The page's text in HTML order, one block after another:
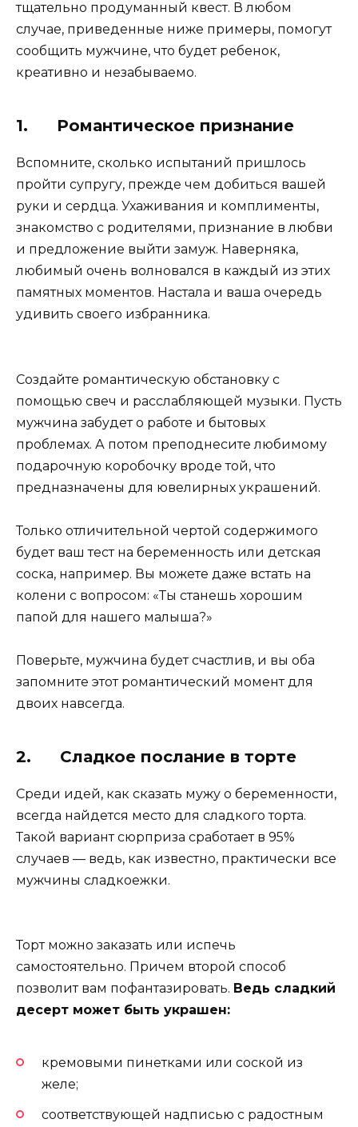
тщательно продуманный квест. В любом
случае, приведенные ниже примеры, помогут
сообщить мужчине, что будет ребенок,
креативно и незабываемо.
1. Романтическое признание
Вспомните, сколько испытаний пришлось
пройти супругу, прежде чем добиться вашей
руки и сердца. Ухаживания и комплименты,
знакомство с родителями, признание в любви
и предложение выйти замуж. Наверняка,
любимый очень волновался в каждый из этих
памятных моментов. Настала и ваша очередь
удивить своего избранника.
Создайте романтическую обстановку с
помощью свеч и расслабляющей музыки. Пусть
мужчина забудет о работе и бытовых
проблемах. А потом преподнесите любимому
подарочную коробочку вроде той, что
предназначены для ювелирных украшений.
Только отличительной чертой содержимого
будет ваш тест на беременность или детская
соска, например. Вы можете даже встать на
колени с вопросом: «Ты станешь хорошим
папой для нашего малыша?»
Поверьте, мужчина будет счастлив, и вы оба
запомните этот романтический момент для
двоих навсегда.
2. Сладкое послание в торте
Среди идей, как сказать мужу о беременности,
всегда найдется место для сладкого торта.
Такой вариант сюрприза сработает в 95%
случаев — ведь, как известно, практически все
мужчины сладкоежки.
Торт можно заказать или испечь
самостоятельно. Причем второй способ
позволит вам пофантазировать. Ведь сладкий
десерт может быть украшен:
кремовыми пинетками или соской из
желе;
соответствующей надписью с радостным